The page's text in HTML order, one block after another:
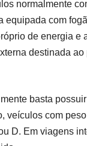
normalmente
equipada com
de energia e
destinada
basta
veículos com
D. Em viagens